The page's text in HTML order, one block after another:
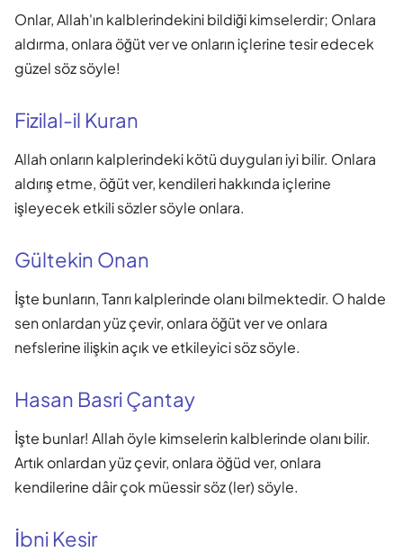
Onlar, Allah'ın kalblerindekini bildiği kimselerdir; Onlara
aldırma, onlara öğüt ver ve onların içlerine tesir edecek
güzel söz söyle!
Fizilal-il Kuran
Allah onların kalplerindeki kötü duyguları iyi bilir. Onlara
aldırış etme, öğüt ver, kendileri hakkında içlerine
işleyecek etkili sözler söyle onlara.
Gültekin Onan
İşte bunların, Tanrı kalplerinde olanı bilmektedir. O halde
sen onlardan yüz çevir, onlara öğüt ver ve onlara
nefslerine ilişkin açık ve etkileyici söz söyle.
Hasan Basri Çantay
İşte bunlar! Allah öyle kimselerin kalblerinde olanı bilir.
Artık onlardan yüz çevir, onlara öğüd ver, onlara
kendilerine dâir çok müessir söz (ler) söyle.
İbni Kesir